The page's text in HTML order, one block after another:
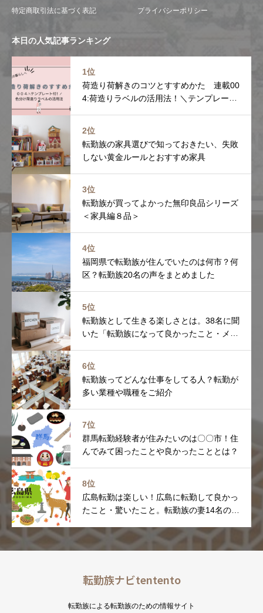
特定商取引法に基づく表記 プライバシーポリシー
本日の人気記事ランキング
1位
荷造り荷解きのコツとすすめかた 連載00
4:荷造りラベルの活用法！＼テンプレート
2位
転勤族の家具選びで知っておきたい、失敗
しない黄金ルールとおすすめ家具
3位
転勤族が買ってよかった無印良品シリーズ
＜家具編８品＞
4位
福岡県で転勤族が住んでいたのは何市？何
区？転勤族20名の声をまとめました
5位
転勤族として生きる楽しさとは。38名に聞
いた「転勤族になって良かったこと・メリ
6位
転勤族ってどんな仕事をしてる人？転勤が
多い業種や職種をご紹介
7位
群馬転勤経験者が住みたいのは〇〇市！住
んでみて困ったことや良かったこととは？
8位
広島転勤は楽しい！広島に転勤して良かっ
たこと・驚いたこと。転勤族の妻14名の感
転勤族ナビtentento
転勤族による転勤族のための情報サイト